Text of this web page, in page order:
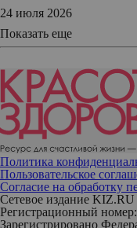
24 июля 2026
Показать еще
Политика
Пользовательское
Согласие на обработку
Сетевое издание KIZ.RU
Регистрационный
Зарегистрировано